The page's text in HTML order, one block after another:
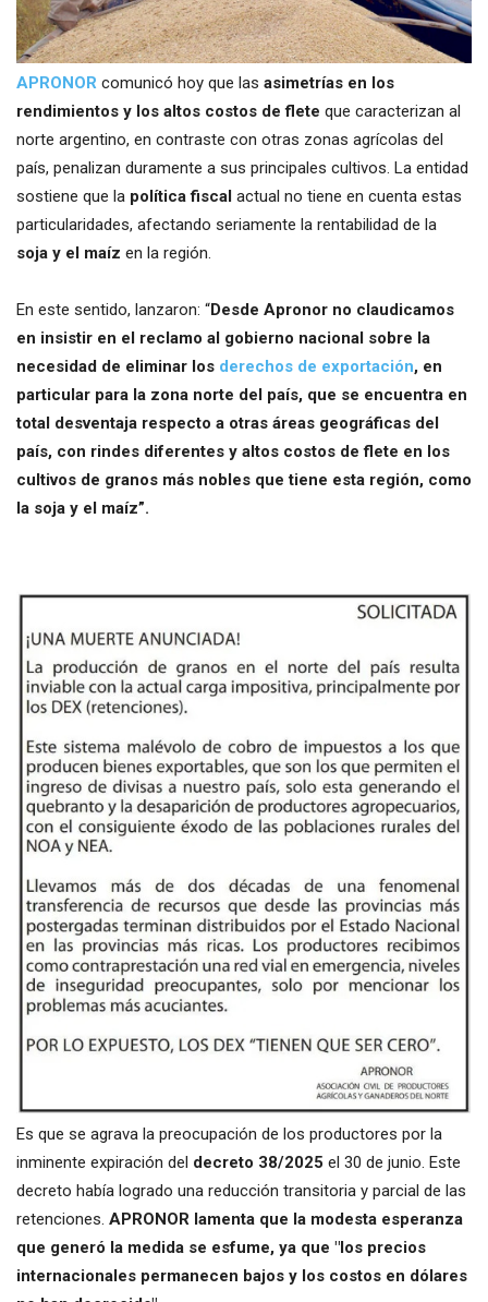
APRONOR comunicó hoy que las asimetrías en los
rendimientos y los altos costos de flete que caracterizan al
norte argentino, en contraste con otras zonas agrícolas del
país, penalizan duramente a sus principales cultivos. La entidad
sostiene que la política fiscal actual no tiene en cuenta estas
particularidades, afectando seriamente la rentabilidad de la
soja y el maíz en la región.
En este sentido, lanzaron: “Desde Apronor no claudicamos
en insistir en el reclamo al gobierno nacional sobre la
necesidad de eliminar los derechos de exportación, en
particular para la zona norte del país, que se encuentra en
total desventaja respecto a otras áreas geográficas del
país, con rindes diferentes y altos costos de flete en los
cultivos de granos más nobles que tiene esta región, como
la soja y el maíz”.
Es que se agrava la preocupación de los productores por la
inminente expiración del decreto 38/2025 el 30 de junio. Este
decreto había logrado una reducción transitoria y parcial de las
retenciones. APRONOR lamenta que la modesta esperanza
que generó la medida se esfume, ya que "los precios
internacionales permanecen bajos y los costos en dólares